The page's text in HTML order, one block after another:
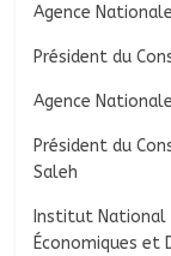
Agence
Président du
Agence
Président du
Saleh
Institut National
Économiques et